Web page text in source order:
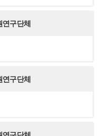
연구단체
연구단체